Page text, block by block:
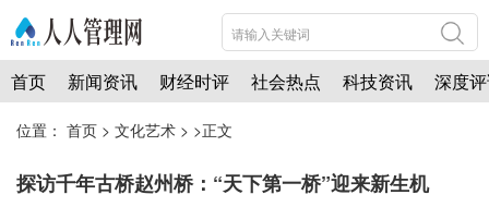
首页 新闻资讯 财经时评 社会热点 科技资讯 深度
位置： 首页 > 文化艺术 > >正文
探访千年古桥赵州桥：“天下第一桥”迎来新生机